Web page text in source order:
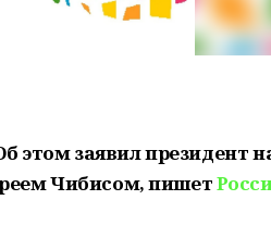
этом заявил президент
Чибисом, пишет